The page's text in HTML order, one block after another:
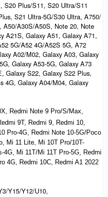
Plus/S11, S20 Ultra/S11
S21 Ultra-5G/S30 Ultra, A750/
A30S/A50S, Note 20, Note
A21S, Galaxy A51, Galaxy A71,
5G/A52 4G/A52S 5G, A72
A02/M02, Galaxy A03, Galaxy
Galaxy A53-5G, Galaxy A73
Galaxy S22, Galaxy S22 Plus,
4G, Galaxy A04/M04, Galaxy
Redmi Note 9 Pro/S/Max,
9T, Redmi 9, Redmi 10,
Pro-4G, Redmi Note 10-5G/Poco
Mi 11 Lite, Mi 10T Pro/10T-
4G, Mi 11T/Mi 11T Pro-5G, Redmi
4G, Redmi 10C, Redmi A1 2022
Y15/Y12/U10,